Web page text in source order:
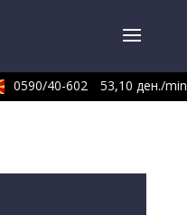
0590/40-602 53,10 ден./min